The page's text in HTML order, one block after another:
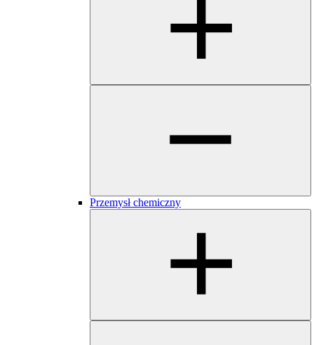
​​​Przemysł chemiczny